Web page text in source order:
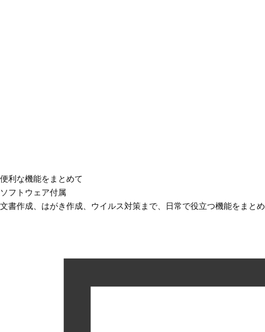
便利な機能をまとめて
ソフトウェア付属
文書作成、はがき作成、ウイルス対策まで、日常で役立つ機能をまと